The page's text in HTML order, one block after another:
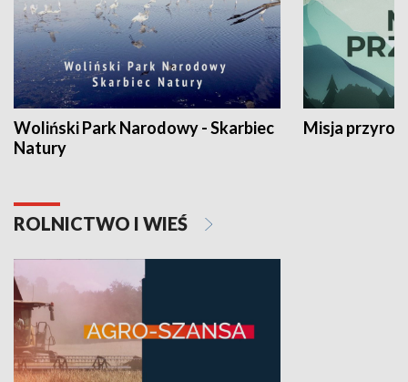
Woliński Park Narodowy - Skarbiec
Natury
Misja
ROLNICTWO I WIEŚ